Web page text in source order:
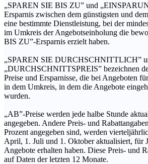
„SPAREN SIE BIS ZU” und
Ersparnis zwischen dem günstigsten und
eine bestimmte Dienstleistung, bei der
im Umkreis der Angebotseinholung die
BIS ZU”-Ersparnis erzielt haben.
„SPAREN SIE DURCHSCHNITTLICH”
„DURCHSCHNITTSPREIS” bezeichnen
Preise und Ersparnisse, die bei Angeboten
in dem Umkreis, in dem die Angebote
wurden.
„AB”-Preise werden jede halbe Stunde
angegeben. Andere Preis- und
Prozent angegeben sind, werden
April, 1. Juli und 1. Oktober aktualisiert, für
Angebote erhalten haben. Diese Preis- und
auf Daten der letzten 12 Monate.